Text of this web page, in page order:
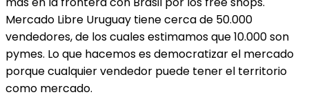
Mercado Libre Uruguay tiene cerca de 50.000
vendedores, de los cuales estimamos que 10.000 son
pymes. Lo que hacemos es democratizar el mercado
porque cualquier vendedor puede tener el territorio
como mercado.